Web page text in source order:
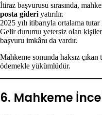
İtiraz başvurusu sırasında,
posta gideri yatırılır.
2025 yılı itibarıyla ortalama
Gelir durumu yetersiz olan
başvuru imkânı da vardır.
Mahkeme sonunda haksız çıkan
ödemekle yükümlüdür.
6. Mahkeme